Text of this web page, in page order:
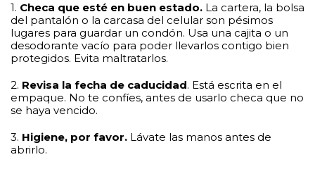
1. Checa que esté en buen estado. La cartera, la bolsa
del pantalón o la carcasa del celular son pésimos
lugares para guardar un condón. Usa una cajita o un
desodorante vacío para poder llevarlos contigo bien
protegidos. Evita maltratarlos.
2. Revisa la fecha de caducidad. Está escrita en el
empaque. No te confíes, antes de usarlo checa que no
se haya vencido.
3. Higiene, por favor. Lávate las manos antes de
abrirlo.